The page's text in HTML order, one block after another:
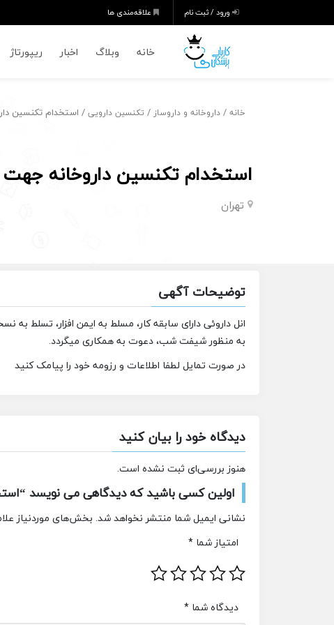
ورود / ثبت نام علاقه‌مندی ها
خانه وبلاگ اخبار ریپورتاژ
خانه / داروخانه و داروساز / تکنسین دارویی / استخدام تکنسین
استخدام تکنسین داروخانه
تهران
توضیحات آگهی
انل داروئی دارای سابقه کار، مسلط به ایمن افزار، تسلط
به منظور شیفت شب، دعوت به همکاری میگردد.
در صورت تمایل لطفا اطلاعات و رزومه خود را پیامک کنید
دیدگاه خود را بیان کنید
هنوز بررسی‌ای ثبت نشده است.
اولین کسی باشید که دیدگاهی می نویسد
نشانی ایمیل شما منتشر نخواهد شد. بخش‌های موردنیاز
امتیاز شما *
دیدگاه شما *